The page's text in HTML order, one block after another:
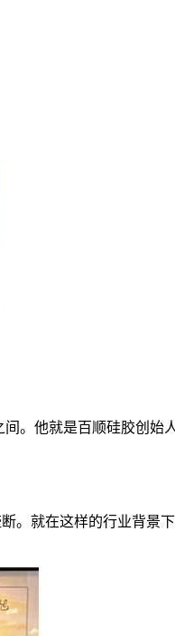
。他就是百顺硅胶创始
。就在这样的行业背景